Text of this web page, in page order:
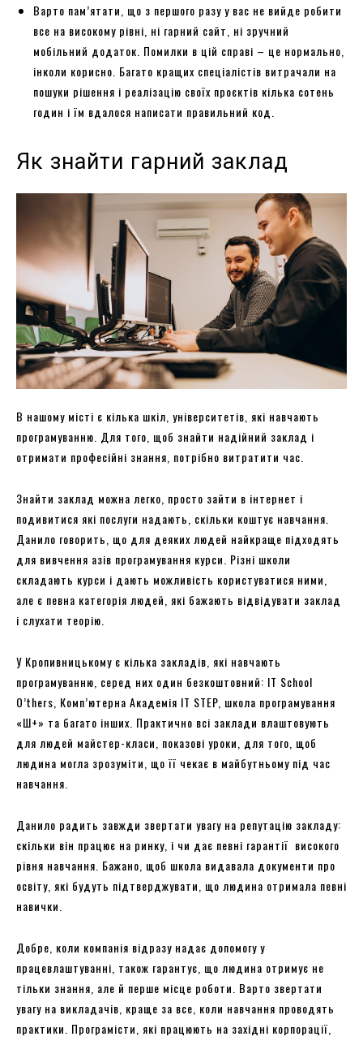
Варто пам’ятати, що з першого разу у вас не вийде робити
все на високому рівні, ні гарний сайт, ні зручний
мобільний додаток. Помилки в цій справі – це нормально,
інколи корисно. Багато кращих спеціалістів витрачали на
пошуки рішення і реалізацію своїх проєктів кілька сотень
годин і їм вдалося написати правильний код.
Як знайти гарний заклад
В нашому місті є кілька шкіл, університетів, які навчають
програмуванню. Для того, щоб знайти надійний заклад і
отримати професійні знання, потрібно витратити час.
Знайти заклад можна легко, просто зайти в інтернет і
подивитися які послуги надають, скільки коштує навчання.
Данило говорить, що для деяких людей найкраще підходять
для вивчення азів програмування курси. Різні школи
складають курси і дають можливість користуватися ними,
але є певна категорія людей, які бажають відвідувати заклад
і слухати теорію.
У Кропивницькому є кілька закладів, які навчають
програмуванню, серед них один безкоштовний: IT School
O’thers, Комп’ютерна Академія IT STEP, школа програмування
«Ш+» та багато інших. Практично всі заклади влаштовують
для людей майстер-класи, показові уроки, для того, щоб
людина могла зрозуміти, що її чекає в майбутньому під час
навчання.
Данило радить завжди звертати увагу на репутацію закладу:
скільки він працює на ринку, і чи дає певні гарантії високого
рівня навчання. Бажано, щоб школа видавала документи про
освіту, які будуть підтверджувати, що людина отримала певні
навички.
Добре, коли компанія відразу надає допомогу у
працевлаштуванні, також гарантує, що людина отримує не
тільки знання, але й перше місце роботи. Варто звертати
увагу на викладачів, краще за все, коли навчання проводять
практики. Програмісти, які працюють на західні корпорації,